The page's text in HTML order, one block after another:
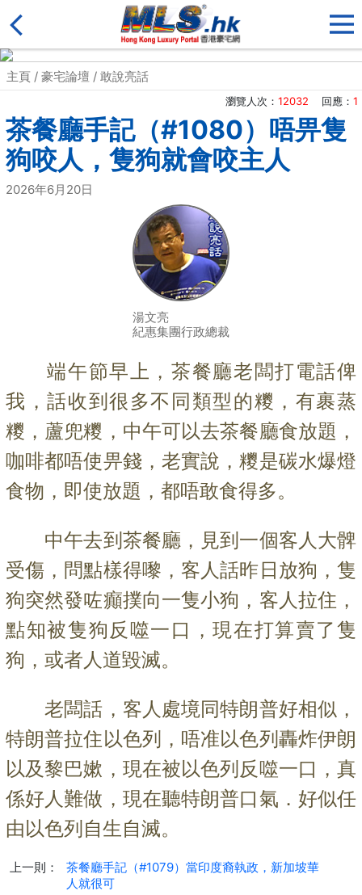
主頁 / 豪宅論壇 / 敢說亮話
瀏覽人次： 12032 回應： 1
茶餐廳手記（#1080）唔畀隻
狗咬人，隻狗就會咬主人
2026年6月20日
湯文亮
紀惠集團行政總裁
端午節早上，茶餐廳老闆打電話俾
我，話收到很多不同類型的糭，有裹蒸
糭，蘆兜糭，中午可以去茶餐廳食放題，
咖啡都唔使畀錢，老實說，糭是碳水爆燈
食物，即使放題，都唔敢食得多。
中午去到茶餐廳，見到一個客人大髀
受傷，問點樣得嚟，客人話昨日放狗，隻
狗突然發咗癲撲向一隻小狗，客人拉住，
點知被隻狗反噬一口，現在打算賣了隻
狗，或者人道毀滅。
老闆話，客人處境同特朗普好相似，
特朗普拉住以色列，唔准以色列轟炸伊朗
以及黎巴嫰，現在被以色列反噬一口，真
係好人難做，現在聽特朗普口氣．好似任
由以色列自生自滅。
上一則：
茶餐廳手記（#1079）當印度裔執政，新加坡華
人就很可